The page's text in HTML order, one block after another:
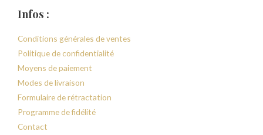
Infos :
Conditions générales de ventes
Politique de confidentialité
Moyens de paiement
Modes de livraison
Formulaire de rétractation
Programme de fidélité
Contact